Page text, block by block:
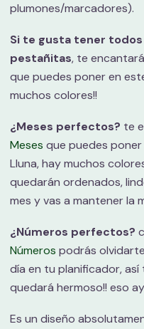
plumones/marcadores).
Si te gusta tener
pestañitas, te
que puedes poner en
muchos colores!!
¿Meses perfectos? te
Meses que puedes
Lluna, hay muchos
quedarán ordenados,
mes y vas a mantener la
¿Números perfectos?
Números podrás
día en tu planificador,
quedará hermoso!! eso
Es un diseño